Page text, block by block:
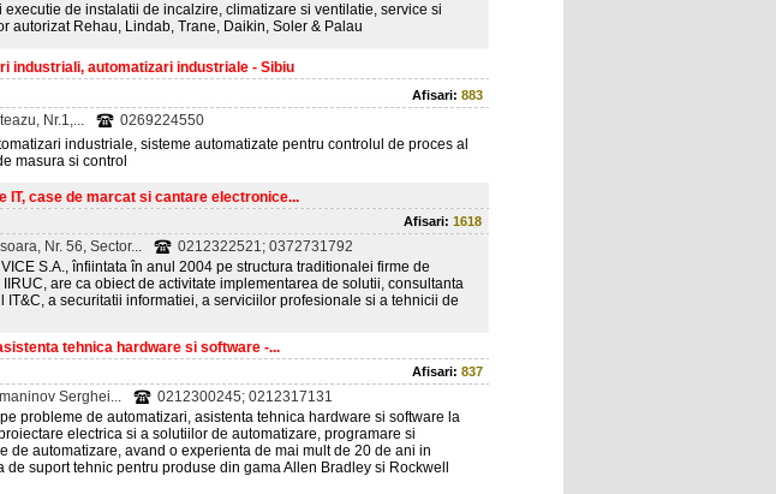
executie de instalatii de incalzire, climatizare si ventilatie, service si
autorizat Rehau, Lindab, Trane, Daikin, Soler & Palau
industriali, automatizari industriale - Sibiu
Afisari: 883
Nr.1,...
0269224550
industriale, sisteme automatizate pentru controlul de proces al
masura si control
IT, case de marcat si cantare electronice...
Afisari: 1618
Nr. 56, Sector...
0212322521; 0372731792
S.A., înfiintata în anul 2004 pe structura traditionalei firme de
are ca obiect de activitate implementarea de solutii, consultanta
IT&C, a securitatii informatiei, a serviciilor profesionale si a tehnicii de
tehnica hardware si software -...
Afisari: 837
Serghei...
0212300245; 0212317131
probleme de automatizari, asistenta tehnica hardware si software la
electrica si a solutiilor de automatizare, programare si
de automatizare, avand o experienta de mai mult de 20 de ani in
de suport tehnic pentru produse din gama Allen Bradley si Rockwell